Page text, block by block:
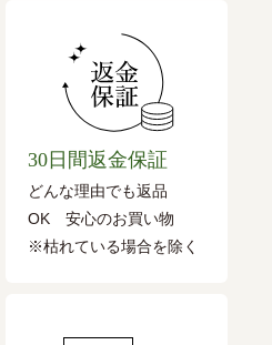
30日間返金保証
どんな理由でも返品
OK 安心のお買い物
※枯れている場合を除く